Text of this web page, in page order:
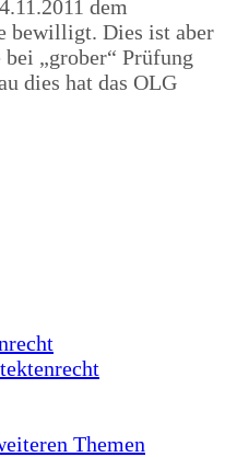
dem
bewilligt. Dies ist aber
„grober“ Prüfung
dies hat das OLG
Themen